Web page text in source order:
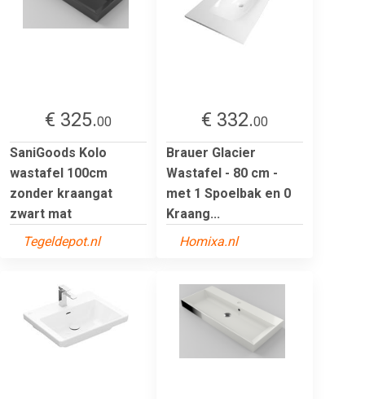
€ 325.00
SaniGoods Kolo
wastafel 100cm
zonder kraangat
zwart mat
Tegeldepot.nl
€ 332.00
Brauer Glacier
Wastafel - 80 cm -
met 1 Spoelbak en 0
Kraang...
Homixa.nl